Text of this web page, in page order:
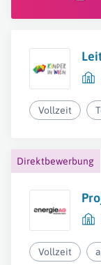
Vollzeit
Direktbewerbung
Vollzeit